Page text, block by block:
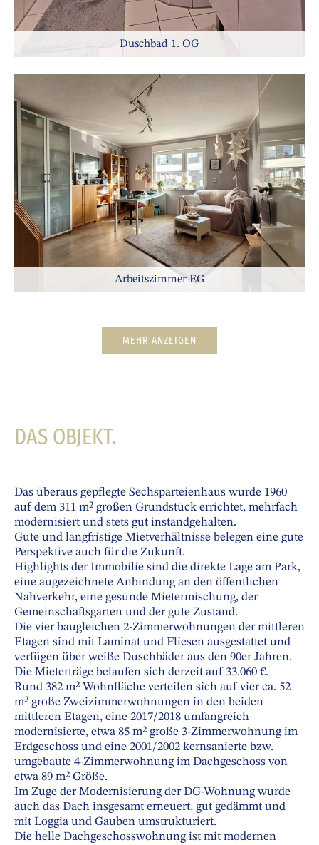
Duschbad 1. OG
Arbeitszimmer EG
MEHR ANZEIGEN
DAS OBJEKT.
Das überaus gepflegte Sechsparteienhaus wurde 1960
auf dem 311 m² großen Grundstück errichtet, mehrfach
modernisiert und stets gut instandgehalten.
Gute und langfristige Mietverhältnisse belegen eine gute
Perspektive auch für die Zukunft.
Highlights der Immobilie sind die direkte Lage am Park,
eine augezeichnete Anbindung an den öffentlichen
Nahverkehr, eine gesunde Mietermischung, der
Gemeinschaftsgarten und der gute Zustand.
Die vier baugleichen 2-Zimmerwohnungen der mittleren
Etagen sind mit Laminat und Fliesen ausgestattet und
verfügen über weiße Duschbäder aus den 90er Jahren.
Die Mieterträge belaufen sich derzeit auf 33.060 €.
Rund 382 m² Wohnfläche verteilen sich auf vier ca. 52
m² große Zweizimmerwohnungen in den beiden
mittleren Etagen, eine 2017/2018 umfangreich
modernisierte, etwa 85 m² große 3-Zimmerwohnung im
Erdgeschoss und eine 2001/2002 kernsanierte bzw.
umgebaute 4-Zimmerwohnung im Dachgeschoss von
etwa 89 m² Größe.
Im Zuge der Modernisierung der DG-Wohnung wurde
auch das Dach insgesamt erneuert, gut gedämmt und
mit Loggia und Gauben umstrukturiert.
Die helle Dachgeschosswohnung ist mit modernen